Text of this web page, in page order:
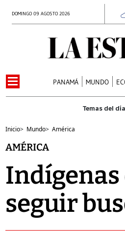
DOMINGO 09 AGOSTO 2026
PANAMÁ MUNDO
Inicio> Mundo> América
AMÉRICA
Indígenas
seguir